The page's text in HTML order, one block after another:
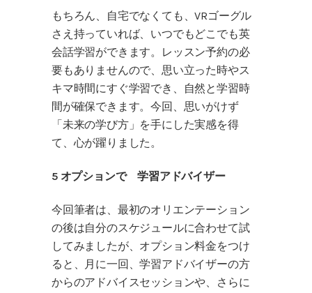
もちろん、自宅でなくても、VRゴーグル
さえ持っていれば、いつでもどこでも英
会話学習ができます。レッスン予約の必
要もありませんので、思い立った時やス
キマ時間にすぐ学習でき、自然と学習時
間が確保できます。今回、思いがけず
「未来の学び方」を手にした実感を得
て、心が躍りました。
5 オプションで 学習アドバイザー
今回筆者は、最初のオリエンテーション
の後は自分のスケジュールに合わせて試
してみましたが、オプション料金をつけ
ると、月に一回、学習アドバイザーの方
からのアドバイスセッションや、さらに